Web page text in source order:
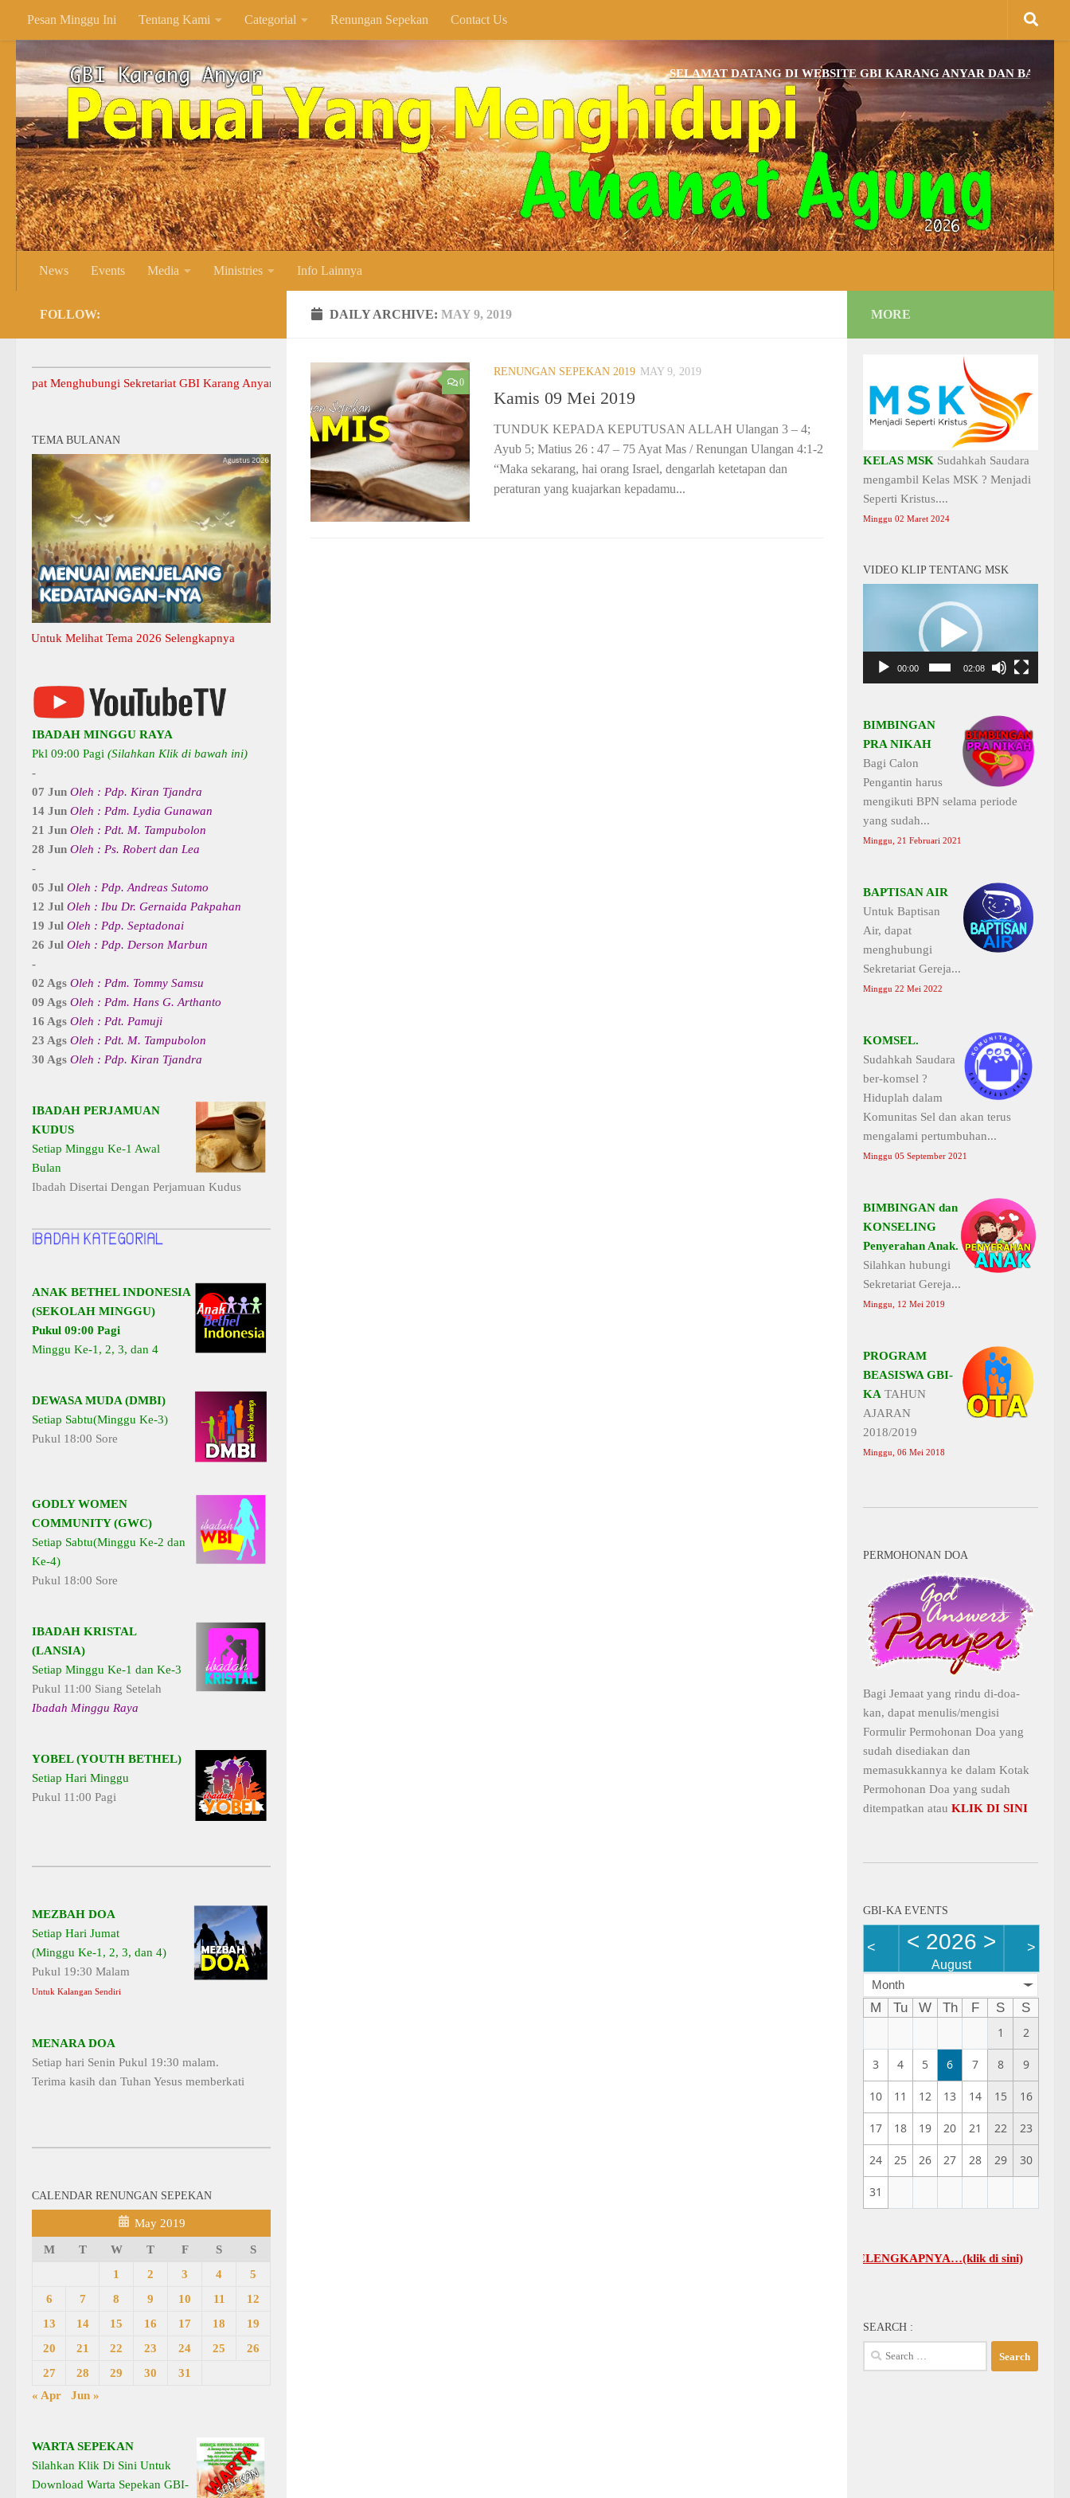
Skip to content
Pesan Minggu Ini Tentang Kami Categorial Renungan Sepekan Contact Us
SELAMAT DATANG DI WEBSITE GBI KARANG ANYAR DAN BAGI YANG
News Events Media Ministries Info Lainnya
DAILY ARCHIVE: MAY 9, 2019
0
RENUNGAN SEPEKAN 2019 MAY 9, 2019
Kamis 09 Mei 2019
TUNDUK KEPADA KEPUTUSAN ALLAH Ulangan 3 – 4;
Ayub 5; Matius 26 : 47 – 75 Ayat Mas / Renungan Ulangan 4:1-2
“Maka sekarang, hai orang Israel, dengarlah ketetapan dan
peraturan yang kuajarkan kepadamu...
FOLLOW:
Sekretariat GBI Karang Anyar.
TEMA BULANAN
Melihat Tema 2026 Selengkapnya
IBADAH MINGGU RAYA
Pkl 09:00 Pagi (Silahkan Klik di bawah ini)
-
07 Jun Oleh : Pdp. Kiran Tjandra
14 Jun Oleh : Pdm. Lydia Gunawan
21 Jun Oleh : Pdt. M. Tampubolon
28 Jun Oleh : Ps. Robert dan Lea
-
05 Jul Oleh : Pdp. Andreas Sutomo
12 Jul Oleh : Ibu Dr. Gernaida Pakpahan
19 Jul Oleh : Pdp. Septadonai
26 Jul Oleh : Pdp. Derson Marbun
-
02 Ags Oleh : Pdm. Tommy Samsu
09 Ags Oleh : Pdm. Hans G. Arthanto
16 Ags Oleh : Pdt. Pamuji
23 Ags Oleh : Pdt. M. Tampubolon
30 Ags Oleh : Pdp. Kiran Tjandra
IBADAH PERJAMUAN
KUDUS
Setiap Minggu Ke-1 Awal
Bulan
Ibadah Disertai Dengan Perjamuan Kudus
ANAK BETHEL INDONESIA
(SEKOLAH MINGGU)
Pukul 09:00 Pagi
Minggu Ke-1, 2, 3, dan 4
DEWASA MUDA (DMBI)
Setiap Sabtu(Minggu Ke-3)
Pukul 18:00 Sore
GODLY WOMEN
COMMUNITY (GWC)
Setiap Sabtu(Minggu Ke-2 dan
Ke-4)
Pukul 18:00 Sore
IBADAH KRISTAL
(LANSIA)
Setiap Minggu Ke-1 dan Ke-3
Pukul 11:00 Siang Setelah
Ibadah Minggu Raya
YOBEL (YOUTH BETHEL)
Setiap Hari Minggu
Pukul 11:00 Pagi
MEZBAH DOA
Setiap Hari Jumat
(Minggu Ke-1, 2, 3, dan 4)
Pukul 19:30 Malam
Untuk Kalangan Sendiri
MENARA DOA
Setiap hari Senin Pukul 19:30 malam.
Terima kasih dan Tuhan Yesus memberkati
CALENDAR RENUNGAN SEPEKAN
May 2019
M T W T F S
S
1
2 3 4
5
6
7 8 9 10 11
12
13
14 15 16 17 18
19
20
21 22 23 24 25
26
27
28 29 30
31
« Apr
Jun »
WARTA SEPEKAN
Silahkan Klik Di Sini Untuk
Download Warta Sepekan GBI-
MORE
KELAS MSK Sudahkah Saudara
mengambil Kelas MSK ? Menjadi
Seperti Kristus....
Minggu 02 Maret 2024
VIDEO KLIP TENTANG MSK
00:00 02:08
BIMBINGAN
PRA NIKAH
Bagi Calon
Pengantin harus
mengikuti BPN selama periode
yang sudah...
Minggu, 21 Februari 2021
BAPTISAN AIR
Untuk Baptisan
Air, dapat
menghubungi
Sekretariat Gereja...
Minggu 22 Mei 2022
KOMSEL.
Sudahkah Saudara
ber-komsel ?
Hiduplah dalam
Komunitas Sel dan akan terus
mengalami pertumbuhan...
Minggu 05 September 2021
BIMBINGAN dan
KONSELING
Penyerahan Anak.
Silahkan hubungi
Sekretariat Gereja...
Minggu, 12 Mei 2019
PROGRAM
BEASISWA GBI-
KA TAHUN
AJARAN
2018/2019
Minggu, 06 Mei 2018
PERMOHONAN DOA
Bagi Jemaat yang rindu di-doa-
kan, dapat menulis/mengisi
Formulir Permohonan Doa yang
sudah disediakan dan
memasukkannya ke dalam Kotak
Permohonan Doa yang sudah
ditempatkan atau KLIK DI SINI
GBI-KA EVENTS
< < 2026 >
August
>
Month
M Tu W Th F S
S
1
2
3 4 5 6 7 8 9
10 11 12 13 14 15 16
17 18 19 20 21 22 23
24 25 26 27 28 29 30
31
JADWAL UMUM GBI-KA SELENGKAPNYA…(klik di sini)
SEARCH :
Search
for: